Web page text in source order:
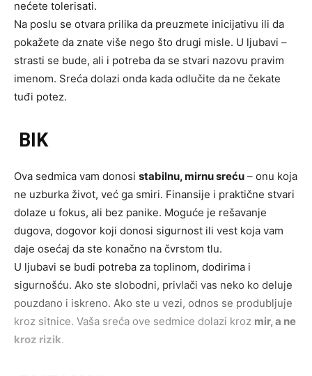
nećete tolerisati.
Na poslu se otvara prilika da preuzmete inicijativu ili da
pokažete da znate više nego što drugi misle. U ljubavi –
strasti se bude, ali i potreba da se stvari nazovu pravim
imenom. Sreća dolazi onda kada odlučite da ne čekate
tuđi potez.
BIK
Ova sedmica vam donosi stabilnu, mirnu sreću – onu koja
ne uzburka život, već ga smiri. Finansije i praktične stvari
dolaze u fokus, ali bez panike. Moguće je rešavanje
dugova, dogovor koji donosi sigurnost ili vest koja vam
daje osećaj da ste konačno na čvrstom tlu.
U ljubavi se budi potreba za toplinom, dodirima i
sigurnošću. Ako ste slobodni, privlači vas neko ko deluje
pouzdano i iskreno. Ako ste u vezi, odnos se produbljuje
kroz sitnice. Vaša sreća ove sedmice dolazi kroz mir, a ne
kroz rizik.